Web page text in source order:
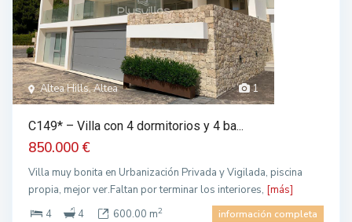
1
Altea Hills, Altea
C149* – Villa con 4 dormitorios y 4 ba...
850.000 €
Villa muy bonita en Urbanización Privada y Vigilada, piscina
propia, mejor ver.Faltan por terminar los interiores, [más]
4
4 600.00 m2 información completa